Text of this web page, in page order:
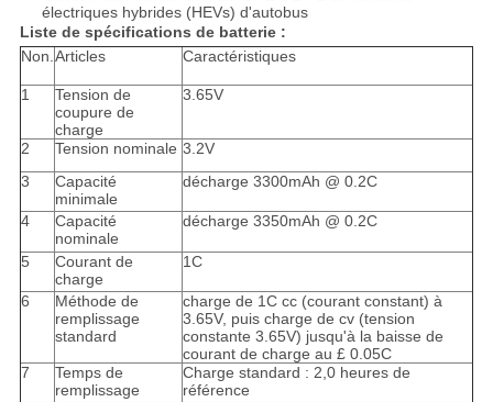
électriques hybrides (HEVs) d'autobus
Liste de spécifications de batterie :
Non.Articles Caractéristiques
1
Tension de
coupure de
charge
3.65V
2 Tension nominale 3.2V
3
Capacité
minimale
décharge 3300mAh @ 0.2C
4
Capacité
nominale
décharge 3350mAh @ 0.2C
5
Courant de
charge
1C
6
Méthode de
remplissage
standard
charge de 1C cc (courant constant) à
3.65V, puis charge de cv (tension
constante 3.65V) jusqu'à la baisse de
courant de charge au £ 0.05C
7
Temps de
remplissage
Charge standard : 2,0 heures de
référence